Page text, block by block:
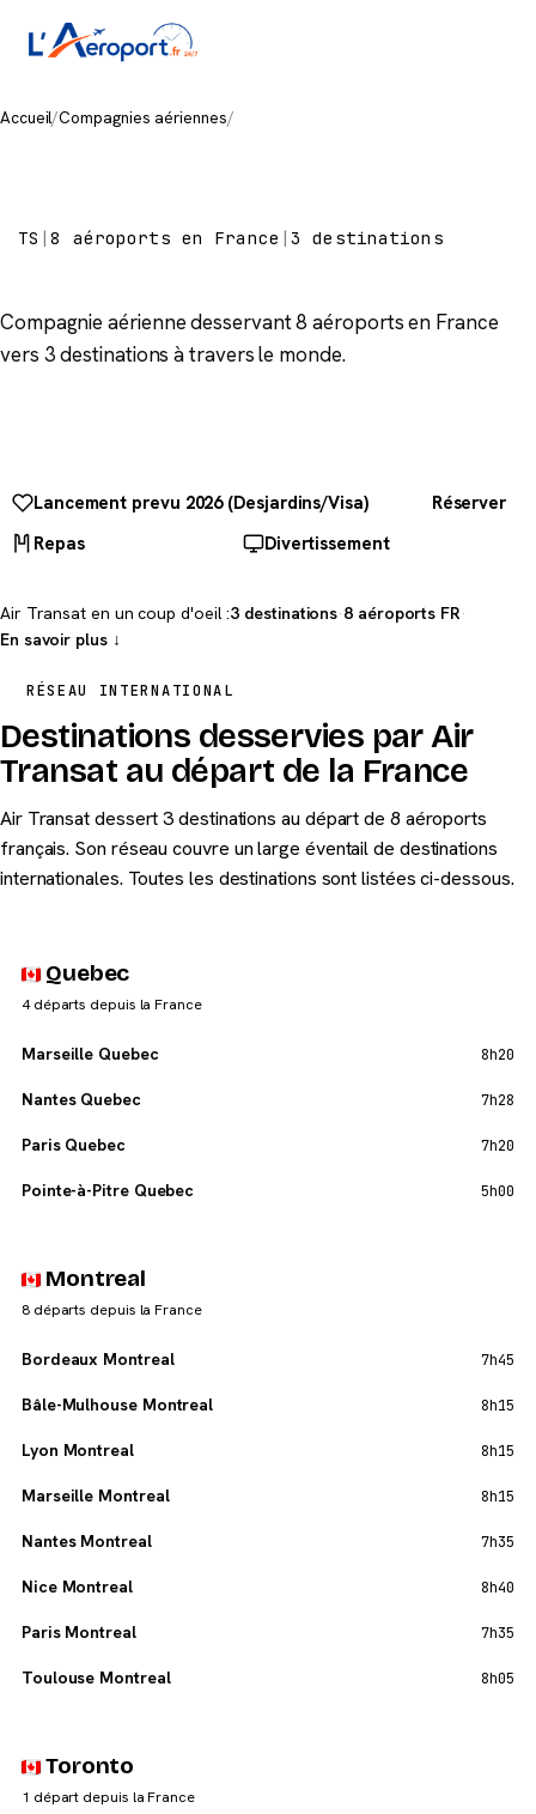
Accueil/Compagnies aériennes/
TS |8 aéroports en France |3 destinations
Compagnie aérienne desservant 8 aéroports en France
vers 3 destinations à travers le monde.
Lancement prevu 2026 (Desjardins/Visa)
Réserver
Repas
Divertissement
Air Transat en un coup d'oeil :3 destinations·8 aéroports FR·
En savoir plus ↓
RÉSEAU INTERNATIONAL
Destinations desservies par Air
Transat au départ de la France
Air Transat dessert 3 destinations au départ de 8 aéroports
français. Son réseau couvre un large éventail de destinations
internationales. Toutes les destinations sont listées ci-dessous.
Quebec
4 départs depuis la France
Marseille Quebec 8h20
Nantes Quebec 7h28
Paris Quebec 7h20
Pointe-à-Pitre Quebec 5h00
Montreal
8 départs depuis la France
Bordeaux Montreal 7h45
Bâle-Mulhouse Montreal 8h15
Lyon Montreal 8h15
Marseille Montreal 8h15
Nantes Montreal 7h35
Nice Montreal 8h40
Paris Montreal 7h35
Toulouse Montreal 8h05
Toronto
1 départ depuis la France